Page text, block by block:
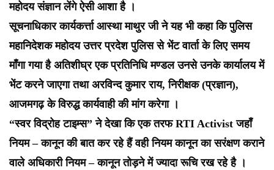
महोदय संज्ञान लेंगे ऐसी आशा है ।
सूचनाधिकार कार्यकर्त्ता आस्था माथुर जी ने यह भी कहा कि पुलिस
महानिदेशक महोदय उत्तर प्रदेश पुलिस से भेंट वार्ता के लिए समय
माँगा गया है अतिशीघ्र एक प्रतिनिधि मण्डल उनसे उनके कार्यालय में
भेंट करने जाएगा तथा अरविन्द कुमार राय, निरीक्षक (प्रज्ञान),
आजमगढ़ के विरुद्ध कार्यवाही की मांग करेगा ।
“स्वर विद्रोह टाइम्स” ने देखा कि एक तरफ RTI Activist जहाँ
नियम – कानून की बात कर रहे हैं वही नियम कानून का सरंक्षण कराने
वाले अधिकारी नियम – कानून तोड़ने में ज्यादा रूचि रख रहे है ।